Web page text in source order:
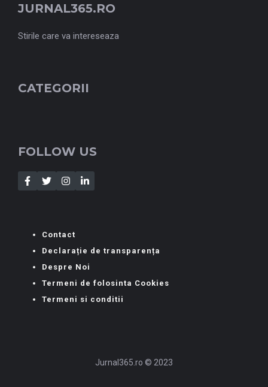
JURNAL365.RO
Stirile care va intereseaza
CATEGORII
FOLLOW US
Contact
Declarație de transparența
Despre Noi
Termeni de folosinta Cookies
Termeni si conditii
Jurnal365.ro © 2023